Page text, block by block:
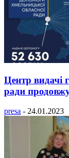
Центр видачі
ради
presa - 24.01.2023